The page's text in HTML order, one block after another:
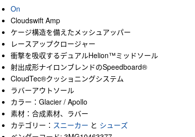
On
Cloudswift Amp
ケージ構造を備えたメッシュアッパー
レースアップクロージャー
衝撃を吸収するデュアルHelion™ミッドソール
射出成形ナイロンブレンドのSpeedboard®
CloudTec®クッショニングシステム
ラバーアウトソール
カラー：Glacier / Apollo
素材：合成素材、ラバー
カテゴリー： スニーカー と シューズ